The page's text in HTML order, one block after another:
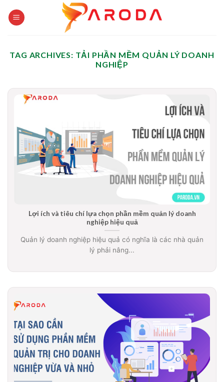
TAG ARCHIVES: TẢI PHẦN MỀM QUẢN LÝ DOANH
NGHIỆP
Lợi ích và tiêu chí lựa chọn phần mềm quản lý doanh
nghiệp hiệu quả
Quản lý doanh nghiệp hiệu quả có nghĩa là các nhà quản
lý phải nâng...